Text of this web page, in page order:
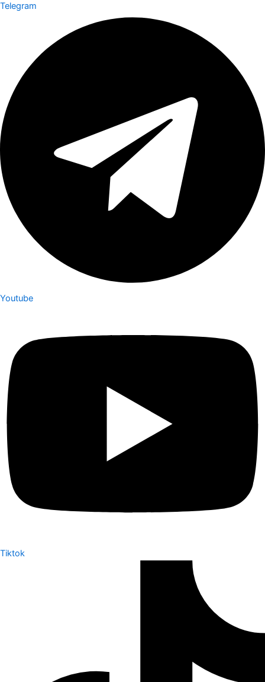
Telegram
Youtube
Tiktok